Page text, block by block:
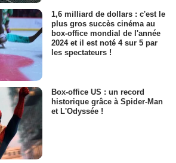
1,6 milliard de dollars : c'est le
plus gros succès cinéma au
box-office mondial de l'année
2024 et il est noté 4 sur 5 par
les spectateurs !
Box-office US : un record
historique grâce à Spider-Man
et L'Odyssée !